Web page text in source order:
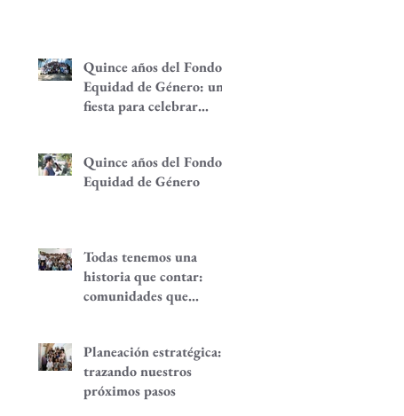
Quince años del Fondo
Equidad de Género: una
fiesta para celebrar
mujeres y alternativas
económicas
Quince años del Fondo
Equidad de Género
Todas tenemos una
historia que contar:
comunidades que
Planeación estratégica:
trazando nuestros
próximos pasos